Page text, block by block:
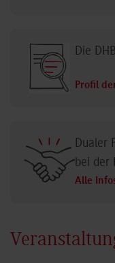
Die
Profil
Dualer
bei der
Alle